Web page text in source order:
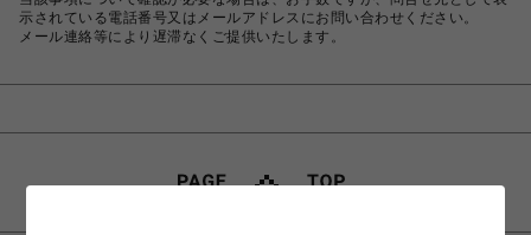
示されている電話番号又はメールアドレスにお問い合わせください。
メール連絡等により遅滞なくご提供いたします。